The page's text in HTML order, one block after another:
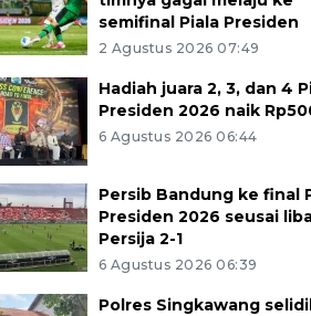
semifinal Piala Presiden
2 Agustus 2026 07:49
Hadiah juara 2, 3, dan 4
Presiden 2026 naik
6 Agustus 2026 06:44
Persib Bandung ke final
Presiden 2026 seusai
Persija 2-1
6 Agustus 2026 06:39
Polres Singkawang